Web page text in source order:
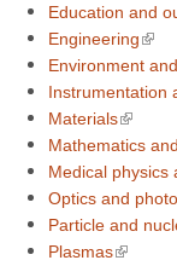
Education and
Engineering(link
Environment
Instrumentation
Materials(link is
Mathematics
Medical physics
Optics and
Particle and
Plasmas(link is